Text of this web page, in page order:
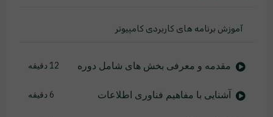
آموزش برنامه های کاربردی کامپیوتر
مقدمه و معرفی بخش های شامل دوره 12 دقیقه
آشنایی با مفاهیم فناوری اطلاعات 6 دقیقه